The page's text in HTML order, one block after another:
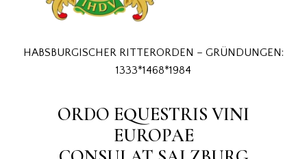
HABSBURGISCHER RITTERORDEN – GRÜNDUNGEN:
1333*1468*1984
ORDO EQUESTRIS VINI
EUROPAE